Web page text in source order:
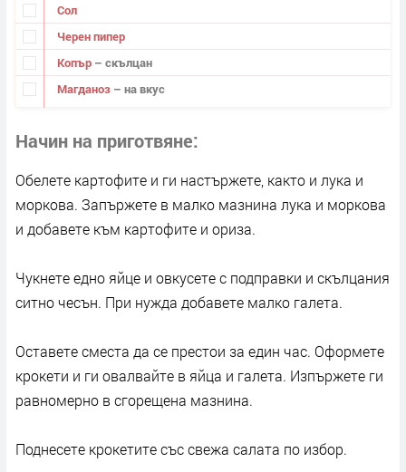
Сол
Черен пипер
Копър – скълцан
Магданоз – на вкус
Начин на приготвяне
Обелете картофите и ги настържете, както и лука и
моркова. Запържете в малко мазнина лука и моркова
и добавете към картофите и ориза.
Чукнете едно яйце и овкусете с подправки и скълцания
ситно чесън. При нужда добавете малко галета.
Оставете сместа да се престои за един час. Оформете
крокети и ги овалвайте в яйца и галета. Изпържете ги
равномерно в сгорещена мазнина.
Поднесете крокетите със свежа салата по избор.